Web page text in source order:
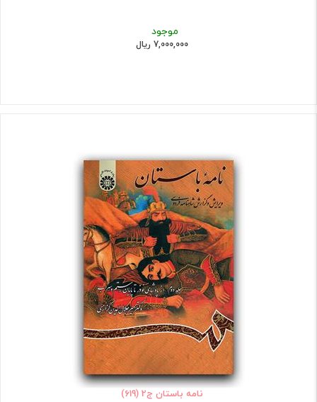
موجود
7,000,000 ریال
نامه باستان ج2 (619)